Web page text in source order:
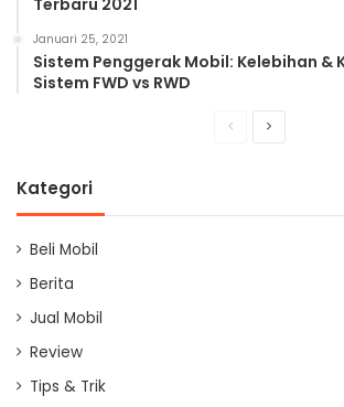
Januari 25, 2021
Sistem Penggerak Mobil: Kelebihan &
Sistem FWD vs RWD
PreviousNext
Kategori
Beli Mobil
Berita
Jual Mobil
Review
Tips & Trik